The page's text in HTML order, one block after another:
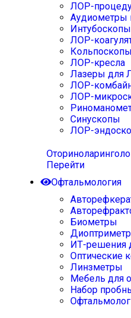
ЛОР-
Аудиометры
Интубоскопы
ЛОР-
Кольпоскопы
ЛОР-кресла
Лазеры для
ЛОР-
ЛОР-
Синускопы
ЛОР-
Перейти
Офтальмология
Биометры
ИТ-решения
Оптические
Линзметры
Мебель для
Набор